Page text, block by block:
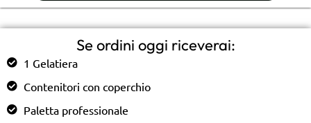
Se ordini oggi riceverai:
1 Gelatiera
Contenitori con coperchio
Paletta professionale